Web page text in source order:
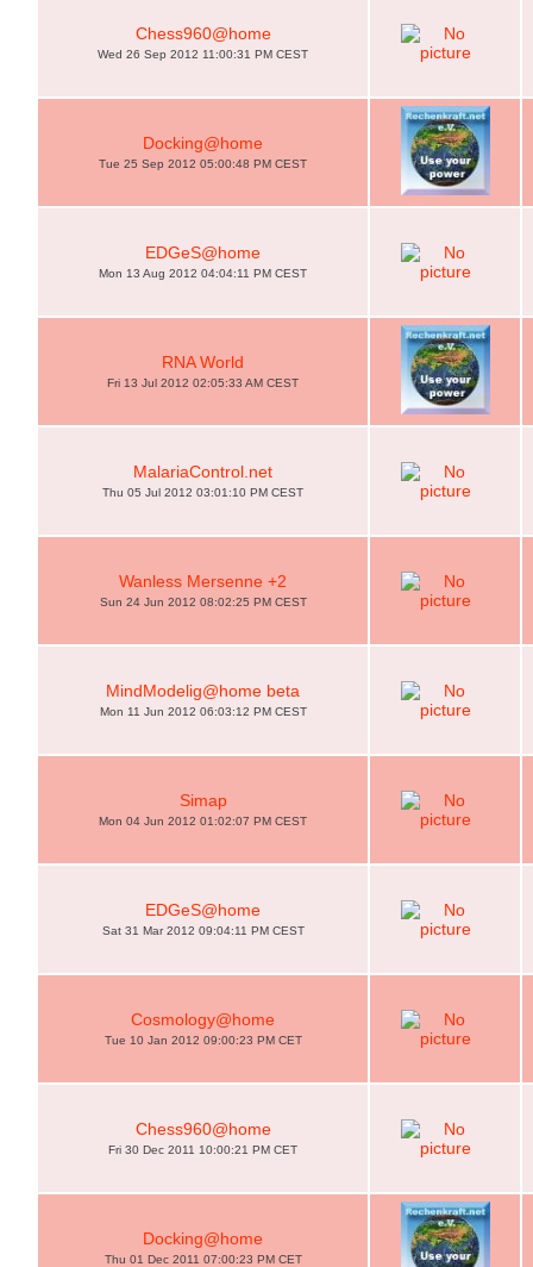
Chess960@home
Wed 26 Sep 2012 11:00:31 PM CEST
Docking@home
Tue 25 Sep 2012 05:00:48 PM CEST
EDGeS@home
Mon 13 Aug 2012 04:04:11 PM CEST
RNA World
Fri 13 Jul 2012 02:05:33 AM CEST
MalariaControl.net
Thu 05 Jul 2012 03:01:10 PM CEST
Wanless Mersenne +2
Sun 24 Jun 2012 08:02:25 PM CEST
MindModelig@home beta
Mon 11 Jun 2012 06:03:12 PM CEST
Simap
Mon 04 Jun 2012 01:02:07 PM CEST
EDGeS@home
Sat 31 Mar 2012 09:04:11 PM CEST
Cosmology@home
Tue 10 Jan 2012 09:00:23 PM CET
Chess960@home
Fri 30 Dec 2011 10:00:21 PM CET
Docking@home
Thu 01 Dec 2011 07:00:23 PM CET